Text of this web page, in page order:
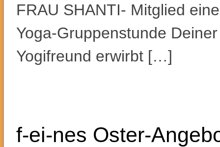
FRAU SHANTI- Mitglied
Yoga-Gruppenstunde
Yogifreund erwirbt […]
f-ei-nes Oster-